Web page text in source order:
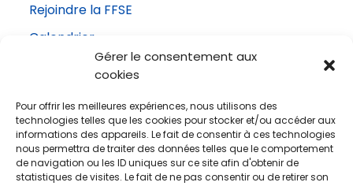
Gérer le consentement aux
cookies
Pour offrir les meilleures expériences, nous utilisons des
technologies telles que les cookies pour stocker et/ou accéder aux
informations des appareils. Le fait de consentir à ces technologies
nous permettra de traiter des données telles que le comportement
de navigation ou les ID uniques sur ce site afin d'obtenir de
statistiques de visites. Le fait de ne pas consentir ou de retirer son
Rejoindre la FFSE
Calendrier
NOUS CONTACTER